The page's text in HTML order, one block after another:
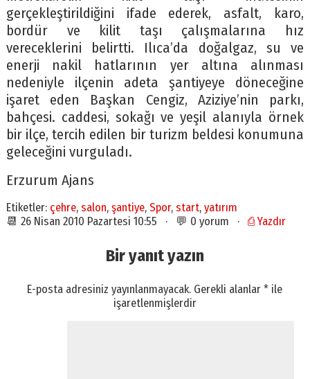
gerçekleştirildiğini ifade ederek, asfalt, karo,
bordür ve kilit taşı çalışmalarına hız
vereceklerini belirtti. Ilıca’da doğalgaz, su ve
enerji nakil hatlarının yer altına alınması
nedeniyle ilçenin adeta şantiyeye döneceğine
işaret eden Başkan Cengiz, Aziziye’nin parkı,
bahçesi. caddesi, sokağı ve yeşil alanıyla örnek
bir ilçe, tercih edilen bir turizm beldesi konumuna
geleceğini vurguladı.
Erzurum Ajans
Etiketler: çehre, salon, şantiye, Spor, start, yatırım
📆 26 Nisan 2010 Pazartesi 10:55 · 💬 0 yorum · ⎙ Yazdır
Bir yanıt yazın
E-posta adresiniz yayınlanmayacak. Gerekli alanlar* ile
işaretlenmişlerdir